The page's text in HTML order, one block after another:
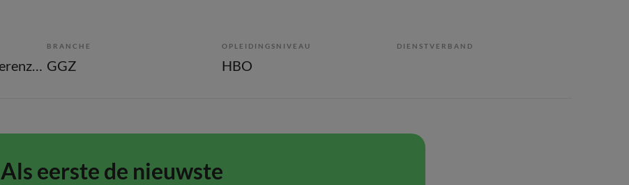
Verpleegkundige ouderenzorg
BRANCHE
GGZ
OPLEIDINGSNIVEAU
HBO
DIENSTVERBAND
Als eerste de nieuwste